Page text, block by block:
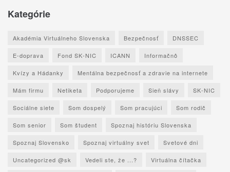
Kategórie
Akadémia Virtuálneho Slovenska Bezpečnosť DNSSEC
E-doprava Fond SK-NIC ICANN Informačnô
Kvízy a Hádanky Mentálna bezpečnosť a zdravie na internete
Mám firmu Netiketa Podporujeme Sieň slávy SK-NIC
Sociálne siete Som dospelý Som pracujúci Som rodič
Som senior Som študent Spoznaj históriu Slovenska
Spoznaj Slovensko Spoznaj virtuálny svet Svetové dni
Uncategorized @sk Vedeli ste, že ...? Virtuálna čítačka